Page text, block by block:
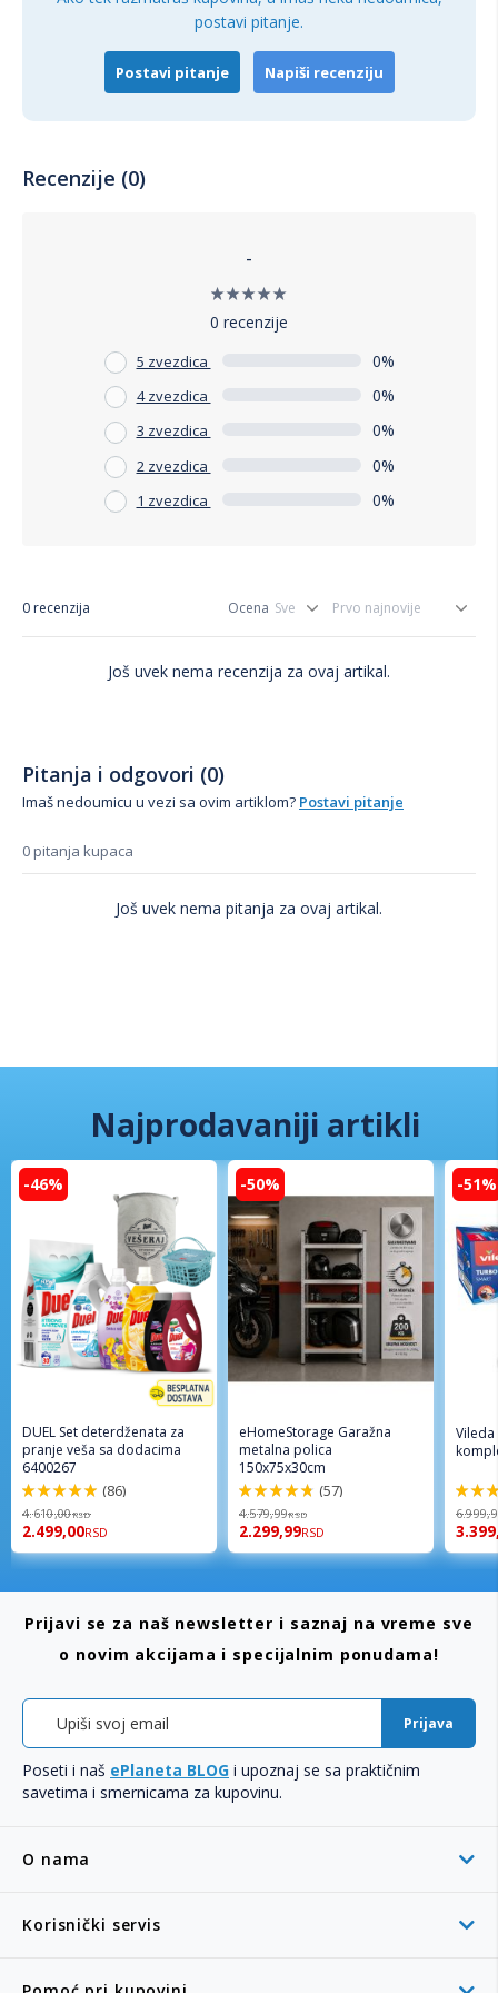
postavi pitanje.
Postavi pitanje Napiši recenziju
Recenzije (0)
-
0 recenzije
5 zvezdica 0%
4 zvezdica 0%
3 zvezdica 0%
2 zvezdica 0%
1 zvezdica 0%
0 recenzija Ocena
Još uvek nema recenzija za ovaj artikal.
Pitanja i odgovori (0)
Imaš nedoumicu u vezi sa ovim artiklom? Postavi pitanje
0 pitanja kupaca
Još uvek nema pitanja za ovaj artikal.
Najprodavaniji artikli
-46%
DUEL Set deterdženata za
pranje veša sa dodacima
6400267
98%
(86)
4.610,00RSD
2.499,00RSD
-50%
eHomeStorage Garažna
metalna polica
150x75x30cm
96%
(57)
4.579,99RSD
2.299,99RSD
-51%
92%
O nama
Korisnički servis
Prijavi se za naš newsletter i saznaj na vreme sve
o novim akcijama i specijalnim ponudama!
Prijava
Poseti i naš ePlaneta BLOG i upoznaj se sa praktičnim
savetima i smernicama za kupovinu.